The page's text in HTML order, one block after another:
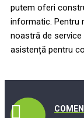
putem oferi
informatic. Pentru
noastră de
asistență pentru